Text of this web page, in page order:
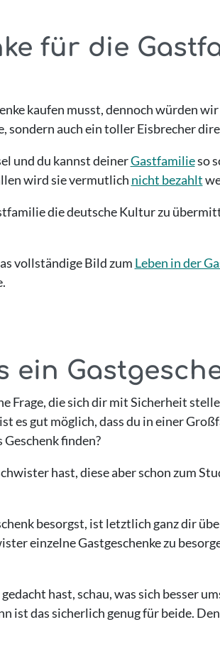
für die
kaufen musst, dennoch würden
sondern auch ein toller Eisbrecher
und du kannst deinerGastfamilieso
wird sie vermutlich nicht bezahlt
die deutsche Kultur zu
vollständige Bild zum Leben in der
ein
Frage, die sich dir mit Sicherheit
es gut möglich, dass du in einer
finden?
hast, diese aber schon zum
besorgst, ist letztlich ganz dir
einzelne Gastgeschenke zu
hast, schau, was sich besser
ist das sicherlich genug für beide.